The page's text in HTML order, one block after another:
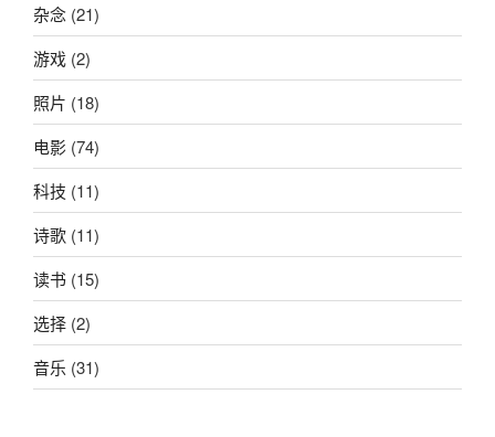
杂念 (21)
游戏 (2)
照片 (18)
电影 (74)
科技 (11)
诗歌 (11)
读书 (15)
选择 (2)
音乐 (31)